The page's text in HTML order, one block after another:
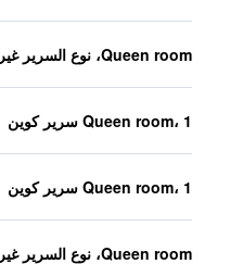
Queen room، نوع السرير غير معروف
Queen room، 1 سرير كوين
Queen room، 1 سرير كوين
Queen room، نوع السرير غير معروف